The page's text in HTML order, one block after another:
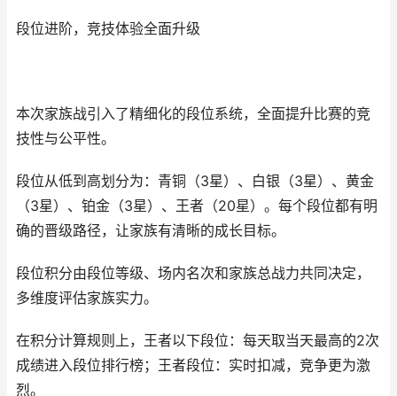
段位进阶，竞技体验全面升级
本次家族战引入了精细化的段位系统，全面提升比赛的竞
技性与公平性。
段位从低到高划分为：青铜（3星）、白银（3星）、黄金
（3星）、铂金（3星）、王者（20星）。每个段位都有明
确的晋级路径，让家族有清晰的成长目标。
段位积分由段位等级、场内名次和家族总战力共同决定，
多维度评估家族实力。
在积分计算规则上，王者以下段位：每天取当天最高的2次
成绩进入段位排行榜；王者段位：实时扣减，竞争更为激
烈。